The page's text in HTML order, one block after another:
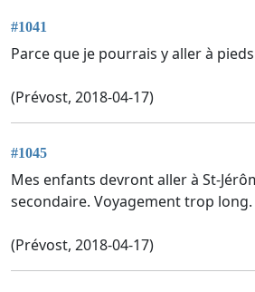
#1041
Parce que je pourrais y aller à
(Prévost, 2018-04-17)
#1045
Mes enfants devront aller à St-
secondaire. Voyagement trop long.
(Prévost, 2018-04-17)